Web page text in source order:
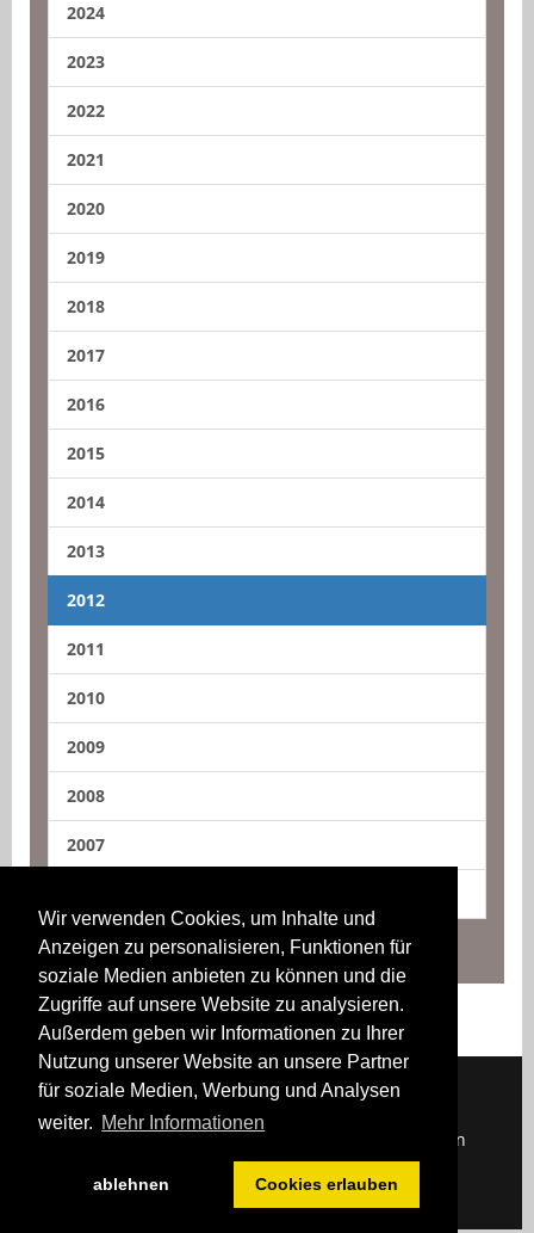
Wir verwenden Cookies, um Inhalte und
Anzeigen zu personalisieren, Funktionen für
soziale Medien anbieten zu können und die
Zugriffe auf unsere Website zu analysieren.
Außerdem geben wir Informationen zu Ihrer
Nutzung unserer Website an unsere Partner
für soziale Medien, Werbung und Analysen
weiter. Mehr Informationen
ablehnen Cookies erlauben
2024
2023
2022
2021
2020
2019
2018
2017
2016
2015
2014
2013
2012
2011
2010
2009
2008
2007
Downloads Impressum Login